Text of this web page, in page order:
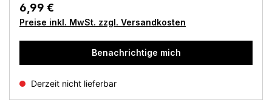
6,99 €
Preise inkl. MwSt. zzgl. Versandkosten
Benachrichtige mich
Derzeit nicht lieferbar